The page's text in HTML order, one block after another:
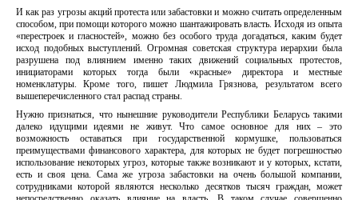
И как раз угрозы акций протеста или забастовки и можно считать определенным
способом, при помощи которого можно шантажировать власть. Исходя из опыта
«перестроек и гласностей», можно без особого труда догадаться, каким будет
исход подобных выступлений. Огромная советская структура иерархии была
разрушена под влиянием именно таких движений социальных протестов,
инициаторами которых тогда были «красные» директора и местные
номенклатуры. Кроме того, пишет Людмила Грязнова, результатом всего
вышеперечисленного стал распад страны.
Нужно признаться, что нынешние руководители Республики Беларусь такими
далеко идущими идеями не живут. Что самое основное для них – это
возможность оставаться при государственной кормушке, пользоваться
преимуществами финансового характера, для которых не будет погрешностью
использование некоторых угроз, которые также возникают и у которых, кстати,
есть и своя цена. Сама же угроза забастовки на очень большой компании,
сотрудниками которой являются несколько десятков тысяч граждан, может